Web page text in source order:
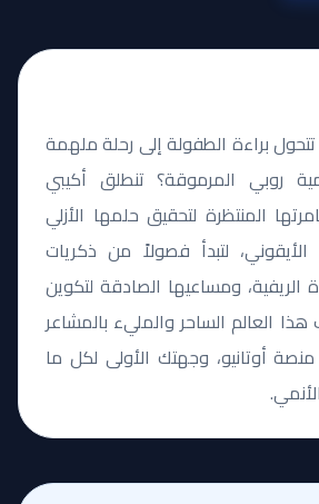
براءة الطفولة إلى رحلة ملهمة
روبي المرموقة؟ تنطلق أكيبي
المنتظرة لتحقيق حلمها الأزلي
الأيقوني، لتبدأ فصولاً من ذكريات
الريفية، ومساعيها الصادقة لتكوين
العالم الساحر والمليء بالمشاعر
منصة أوتانيو، وجهتك الأولى لكل ما